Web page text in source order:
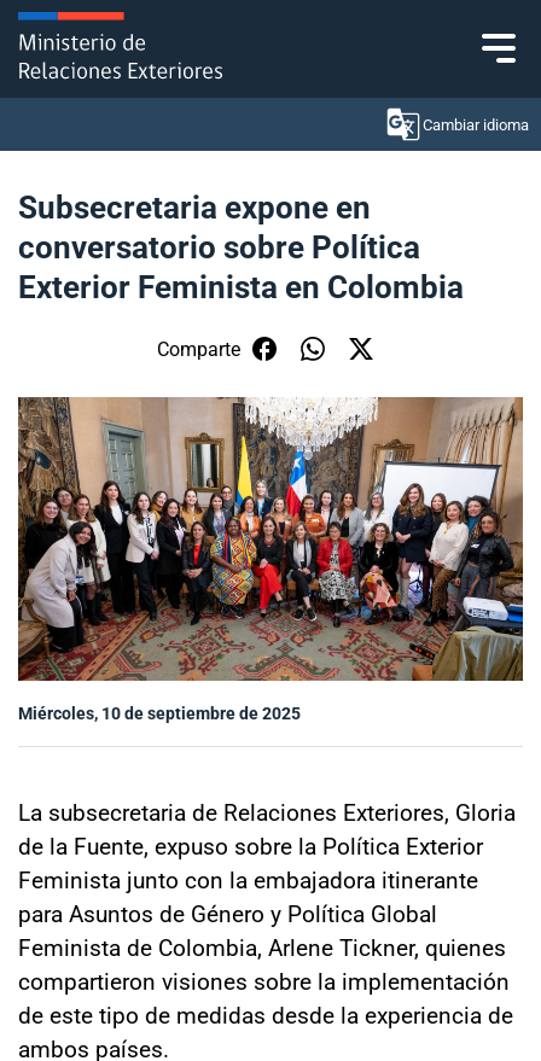
Click acá para ir directamente al contenido
Cambiar idioma
Ministerio
Política Exterior
Embajadas y consulados
Servicios ciudadanos
Subsecretaría de Relaciones Económicas
Internacionales
Sala de prensa
modo claro
Subsecretaria expone en
conversatorio sobre Política
Exterior Feminista en Colombia
Comparte
Miércoles, 10 de septiembre de 2025
La subsecretaria de Relaciones Exteriores, Gloria
de la Fuente, expuso sobre la Política Exterior
Feminista junto con la embajadora itinerante
para Asuntos de Género y Política Global
Feminista de Colombia, Arlene Tickner, quienes
compartieron visiones sobre la implementación
de este tipo de medidas desde la experiencia de
ambos países.